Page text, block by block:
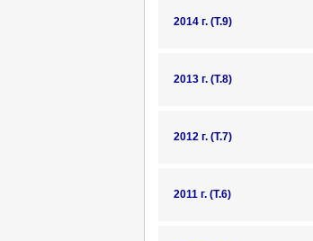
2014 г. (Т.9)
2013 г. (Т.8)
2012 г. (Т.7)
2011 г. (Т.6)